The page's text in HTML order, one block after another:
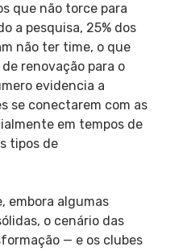
que não torce para
a pesquisa, 25% dos
não ter time, o que
renovação para o
evidencia a
se conectarem com as
em tempos de
tipos de
embora algumas
o cenário das
— e os clubes